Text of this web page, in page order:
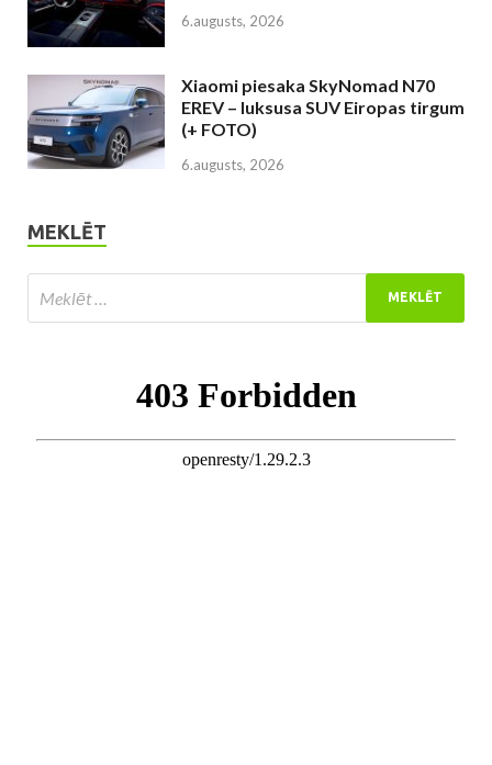
6.augusts, 2026
Xiaomi piesaka SkyNomad N70
EREV – luksusa SUV Eiropas tirgum
(+ FOTO)
6.augusts, 2026
MEKLĒT